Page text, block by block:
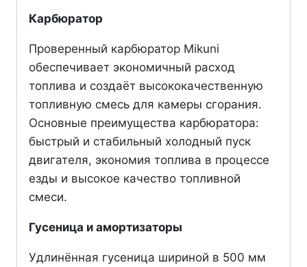
Карбюратор
Проверенный карбюратор Mikuni
обеспечивает экономичный расход
топлива и создаёт высококачественную
топливную смесь для камеры сгорания.
Основные преимущества карбюратора:
быстрый и стабильный холодный пуск
двигателя, экономия топлива в процессе
езды и высокое качество топливной
смеси.
Гусеница и амортизаторы
Удлинённая гусеница шириной в 500 мм